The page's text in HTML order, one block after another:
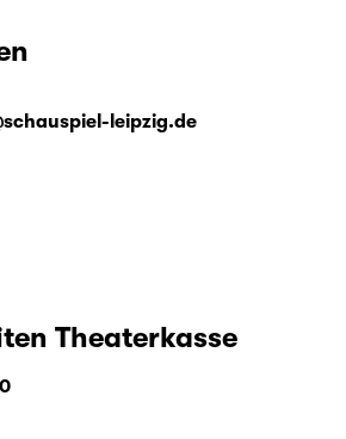
leipzig.de
Theaterkasse